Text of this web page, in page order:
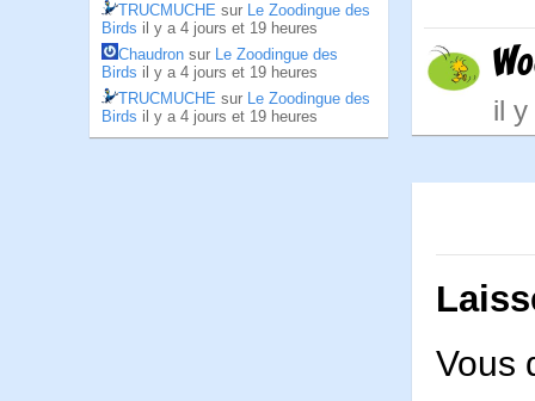
TRUCMUCHE sur Le Zoodingue des
Birds il y a 4 jours et 19 heures
Chaudron sur Le Zoodingue des
Birds il y a 4 jours et 19 heures
TRUCMUCHE sur Le Zoodingue des
Birds il y a 4 jours et 19 heures il y
Vous